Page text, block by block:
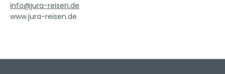
info@jura-reisen.de
www.jura-reisen.de